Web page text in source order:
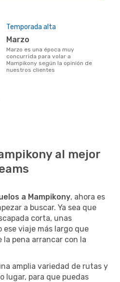
Temporada alta
marzo
marzo es una época muy
concurrida para volar a
Mampikony según la opinión de
nuestros clientes
al mejor
a Mampikony, ahora es
a buscar. Ya sea que
corta, unas
viaje más largo que
pena arrancar con la
amplia variedad de rutas y
lugar, para que puedas